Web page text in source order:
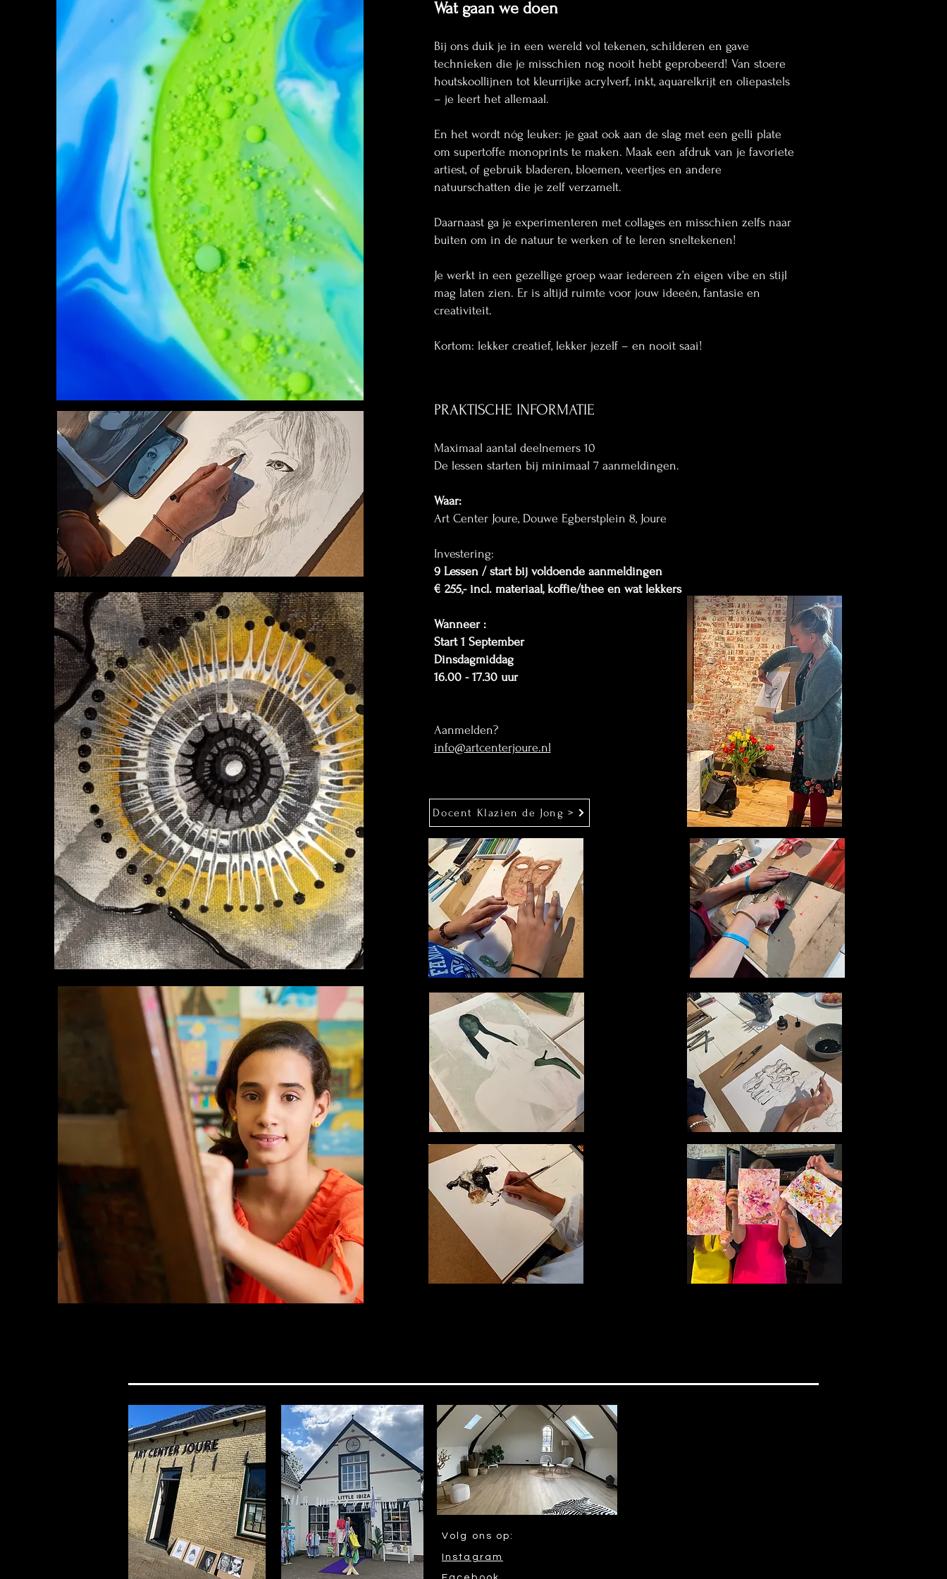
Art Center Reviews Workshops & Cursussen
Wat gaan we doen
Bij ons duik je in een wereld vol tekenen, schilderen en gave
technieken die je misschien nog nooit hebt geprobeerd! Van stoere
houtskoollijnen tot kleurrijke acrylverf, inkt, aquarelkrijt en oliepastels
– je leert het allemaal.
En het wordt nóg leuker: je gaat ook aan de slag met een gelli plate
om supertoffe monoprints te maken. Maak een afdruk van je favoriete
artiest, of gebruik bladeren, bloemen, veertjes en andere
natuurschatten die je zelf verzamelt.
Daarnaast ga je experimenteren met collages en misschien zelfs naar
buiten om in de natuur te werken of te leren sneltekenen!
Je werkt in een gezellige groep waar iedereen z’n eigen vibe en stijl
mag laten zien. Er is altijd ruimte voor jouw ideeën, fantasie en
creativiteit.
Kortom: lekker creatief, lekker jezelf – en nooit saai!
Docent Klazien de Jong >
PRAKTISCHE INFORMATIE
Maximaal aantal deelnemers 10
De lessen starten bij minimaal 7 aanmeldingen.
​Waar:
Art Center Joure, Douwe Egberstplein 8, Joure
Investering:
9 Lessen / start bij voldoende aanmeldingen
€ 255,- incl. materiaal, koffie/thee en wat lekkers
Wanneer :
Start 1 September
Dinsdagmiddag
16.00 - 17.30 uur
Aanmelden?
info@artcenterjoure.nl
Volg ons op:
Instagram